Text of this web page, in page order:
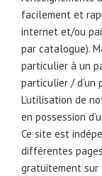
facilement et
internet et/ou
par catalogue).
particulier à un
particulier / d’un
L’utilisation de
en possession
Ce site est
différentes
gratuitement sur